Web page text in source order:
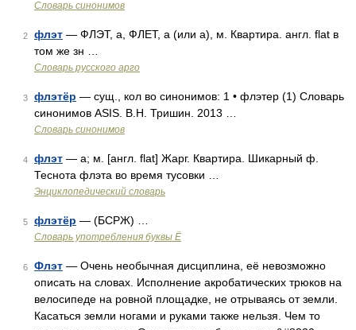
Словарь синонимов
2 флэт — ФЛЭТ, а, ФЛЕТ, а (или а), м. Квартира. англ. flat в
том же зн …
Словарь русского арго
3 флэтёр — сущ., кол во синонимов: 1 • флэтер (1) Словарь
синонимов ASIS. В.Н. Тришин. 2013 …
Словарь синонимов
4 флэт — а; м. [англ. flat] Жарг. Квартира. Шикарный ф.
Теснота флэта во время тусовки …
Энциклопедический словарь
5 флэтёр — (БСРЖ) …
Словарь употребления буквы Ё
6 Флэт — Очень необычная дисциплина, её невозможно
описать на словах. Исполнение акробатических трюков на
велосипеде на ровной площадке, не отрываясь от земли.
Касаться земли ногами и руками также нельзя. Чем то